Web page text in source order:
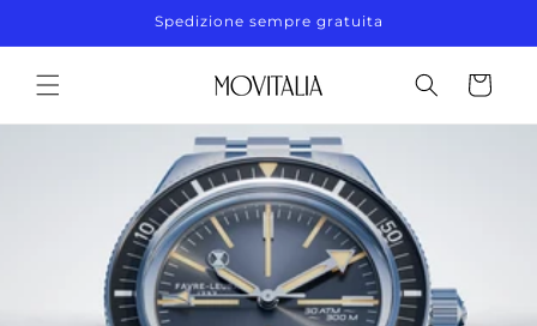
ai contenuti
Spedizione sempre gratuita
Carrello